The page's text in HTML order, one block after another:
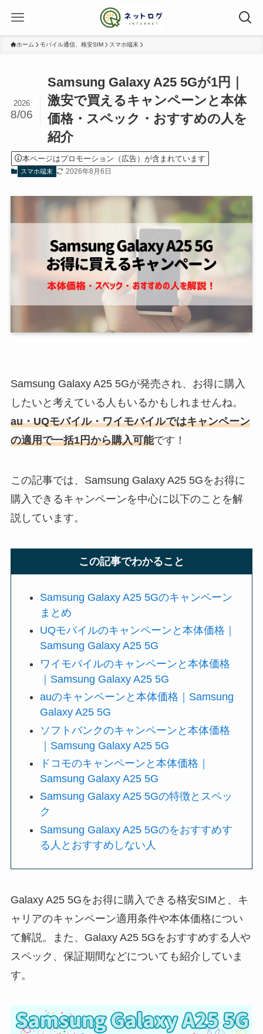
ホーム モバイル通信、格安SIM スマホ端末
Samsung Galaxy A25 5Gが1円｜
激安で買えるキャンペーンと本体
価格・スペック・おすすめの人を
紹介
2026
8/06
本ページはプロモーション（広告）が含まれています
スマホ端末 2026年8月6日
Samsung Galaxy A25 5Gが発売され、お得に購入
したいと考えている人もいるかもしれませんね。
au・UQモバイル・ワイモバイルではキャンペーン
の適用で一括1円から購入可能です！
この記事では、Samsung Galaxy A25 5Gをお得に
購入できるキャンペーンを中心に以下のことを解
説しています。
この記事でわかること
Samsung Galaxy A25 5Gのキャンペーン
まとめ
UQモバイルのキャンペーンと本体価格｜
Samsung Galaxy A25 5G
ワイモバイルのキャンペーンと本体価格
｜Samsung Galaxy A25 5G
auのキャンペーンと本体価格｜Samsung
Galaxy A25 5G
ソフトバンクのキャンペーンと本体価格
｜Samsung Galaxy A25 5G
ドコモのキャンペーンと本体価格｜
Samsung Galaxy A25 5G
Samsung Galaxy A25 5Gの特徴とスペッ
ク
Samsung Galaxy A25 5Gのをおすすめす
る人とおすすめしない人
Galaxy A25 5Gをお得に購入できる格安SIMと、キ
ャリアのキャンペーン適用条件や本体価格につい
て解説。また、Galaxy A25 5Gをおすすめする人や
スペック、保証期間などについても紹介していま
す。